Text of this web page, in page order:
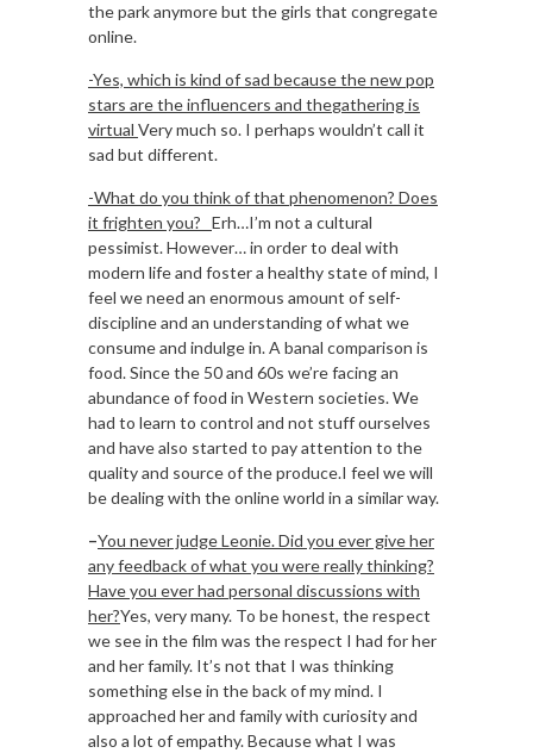
the park anymore but the girls that congregate
online.
-Yes, which is kind of sad because the new pop
stars are the influencers and thegathering is
virtual Very much so. I perhaps wouldn’t call it
sad but different.
-What do you think of that phenomenon? Does
it frighten you? Erh…I’m not a cultural
pessimist. However… in order to deal with
modern life and foster a healthy state of mind, I
feel we need an enormous amount of self-
discipline and an understanding of what we
consume and indulge in. A banal comparison is
food. Since the 50 and 60s we’re facing an
abundance of food in Western societies. We
had to learn to control and not stuff ourselves
and have also started to pay attention to the
quality and source of the produce.I feel we will
be dealing with the online world in a similar way.
–You never judge Leonie. Did you ever give her
any feedback of what you were really thinking?
Have you ever had personal discussions with
her?Yes, very many. To be honest, the respect
we see in the film was the respect I had for her
and her family. It’s not that I was thinking
something else in the back of my mind. I
approached her and family with curiosity and
also a lot of empathy. Because what I was